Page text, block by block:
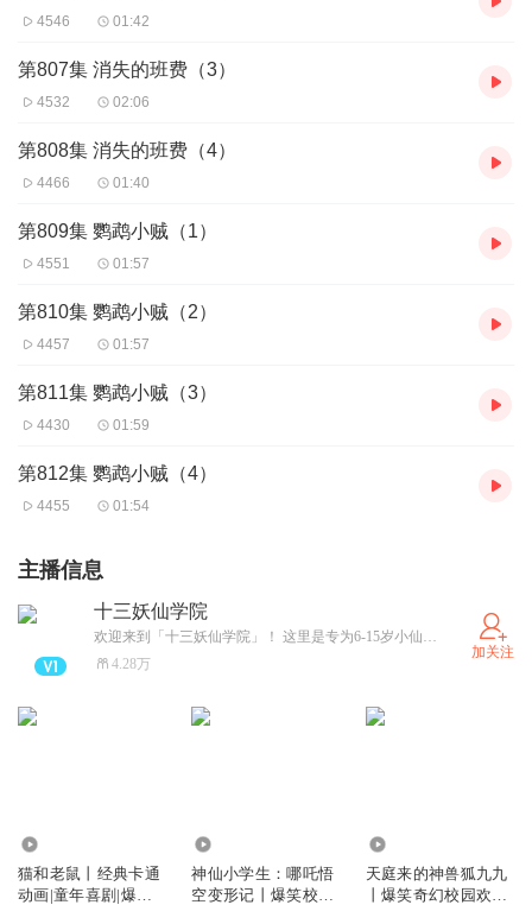
4546 01:42
第807集 消失的班费（3）
4532 02:06
第808集 消失的班费（4）
4466 01:40
第809集 鹦鹉小贼（1）
4551 01:57
第810集 鹦鹉小贼（2）
4457 01:57
第811集 鹦鹉小贼（3）
4430 01:59
第812集 鹦鹉小贼（4）
4455 01:54
主播信息
十三妖仙学院
欢迎来到「十三妖仙学院」！ 这里是专为6-15岁小仙君打造的奇幻故事世界！ 在这里，你可以： 畅听少年武侠、神话故事、爆笑日常、奇幻冒险故事…… 关注主播，马上订阅，解锁专属仙力，结交同道仙友，开启属于你的传奇篇章！ QQ仙友群已开放，快搜索【十三妖仙学院】，加入我们一起修炼吧！
4.28万
加关注
猫和老鼠丨经典卡通
动画|童年喜剧|爆笑
神仙小学生：哪吒悟
空变形记丨爆笑校园|
天庭来的神兽狐九九
丨爆笑奇幻校园欢乐